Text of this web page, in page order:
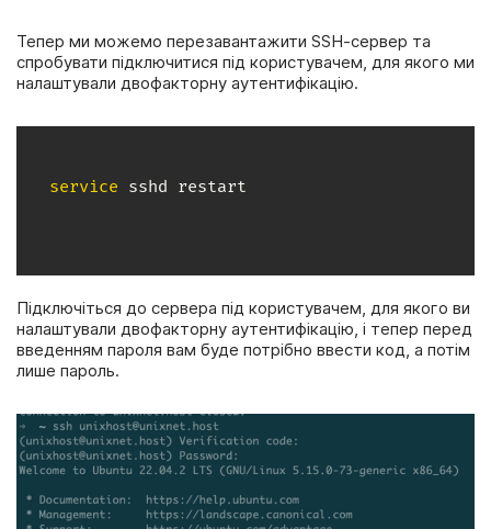
Тепер ми можемо перезавантажити SSH-сервер та
спробувати підключитися під користувачем, для якого ми
налаштували двофакторну аутентифікацію.
service sshd restart
Підключіться до сервера під користувачем, для якого ви
налаштували двофакторну аутентифікацію, і тепер перед
введенням пароля вам буде потрібно ввести код, а потім
лише пароль.